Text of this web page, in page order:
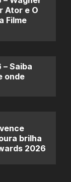
Ator e O
Filme
– Saiba
onde
brilha
2026